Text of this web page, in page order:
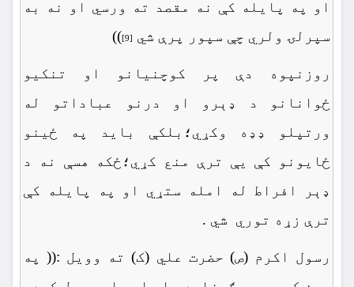
او په پایله کې نه مقصد ته ورسي او نه به
سپرلۍ ولري چې سپور پرې شي [9]
))
روزنپوه دې پر کوچنیانو او تنکیو
ځوانانو د ډېرو او درنو عباداتو له
ورتپلو ډډه وکړي؛بلکې باید په ځینو
ځایونو کې یې ترې منع کړي؛ځکه هسې نه د
ډېر افراط له امله ستړي او په پایله کې
ترې زړه توري شي .
رسول اکرم (ص) حضرت علي (ک) ته وویل :(( په